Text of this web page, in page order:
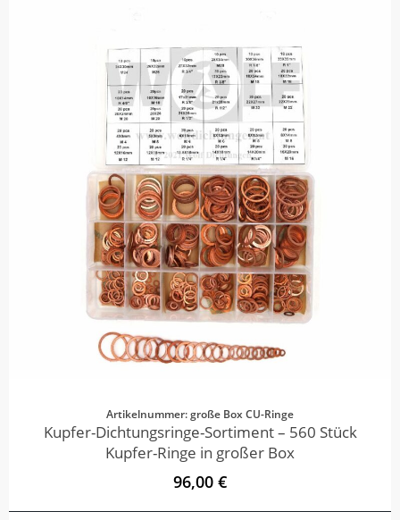
Artikelnummer: große Box CU-Ringe
Kupfer-Dichtungsringe-Sortiment – 560 Stück
Kupfer-Ringe in großer Box
96,00 €